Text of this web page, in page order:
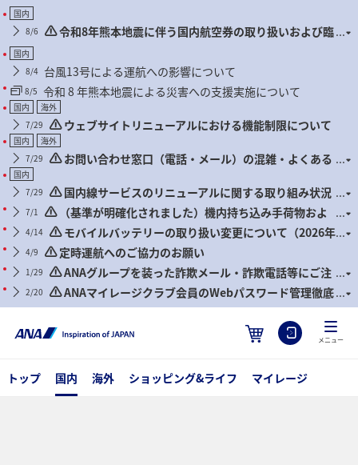
国内
8/6
令和8年熊本地震に伴う国内航空券の取り扱いおよび臨
時便について
国内
8/4 台風13号による運航への影響について
8/5 令和 8 年熊本地震による災害への支援実施について
国内
海外
7/29
ウェブサイトリニューアルにおける機能制限について
国内
海外
7/29
お問い合わせ窓口（電話・メール）の混雑・よくある
お問い合わせについて
国内
7/29
国内線サービスのリニューアルに関する取り組み状況
について
7/1
（基準が明確化されました）機内持ち込み手荷物およ
び身の回り品に関するお願い（2026年7月1日搭乗分より）
4/14
モバイルバッテリーの取り扱い変更について（2026年
4月24日搭乗分より）
4/9 定時運航へのご協力のお願い
1/29
ANAグループを装った詐欺メール・詐欺電話等にご注
意ください
2/20
ANAマイレージクラブ会員のWebパスワード管理徹底
のお願いとセキュリティ対策推奨のお知らせ
メニュー
トップ 国内 海外 ショッピング&ライフ マイレージ